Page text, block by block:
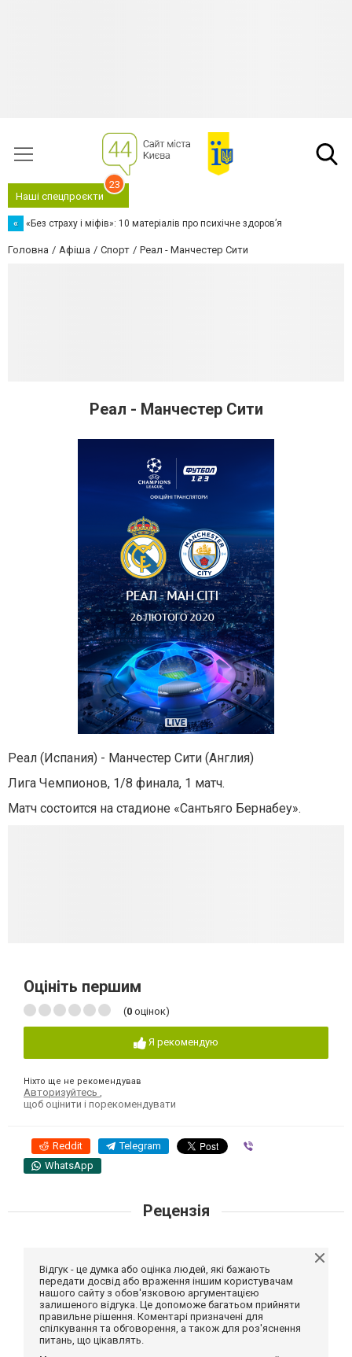
Наші спецпроєкти
23
« «Без страху і міфів»: 10 матеріалів про психічне здоров’я
Головна Афіша Спорт Реал - Манчестер Сити
Реал - Манчестер Сити
Реал (Испания) - Манчестер Сити (Англия)
Лига Чемпионов, 1/8 финала, 1 матч.
Матч состоится на стадионе «Сантьяго Бернабеу».
Оцініть першим
(0 оцінок)
Я рекомендую
Ніхто ще не рекомендував
Авторизуйтесь
щоб оцінити і порекомендувати
Reddit Telegram
WhatsApp
Рецензія
Відгук - це думка або оцінка людей, які бажають
передати досвід або враження іншим користувачам
нашого сайту з обов'язковою аргументацією
залишеного відгука. Це допоможе багатьом прийняти
правильне рішення. Коментарі призначені для
спілкування та обговорення, а також для роз'яснення
питань, що цікавлять.